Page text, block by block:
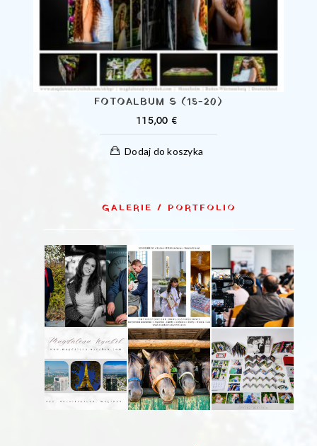
FOTOALBUM S (15-20)
115,00 €
Dodaj do koszyka
GALERIE / PORTFOLIO